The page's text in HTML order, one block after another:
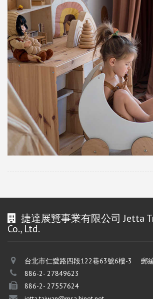
捷達展覽事業有限公司 Jetta
Co., Ltd.
台北市仁愛路四段122巷63號6樓-3 郵
886-2- 27849623
886-2- 27557624